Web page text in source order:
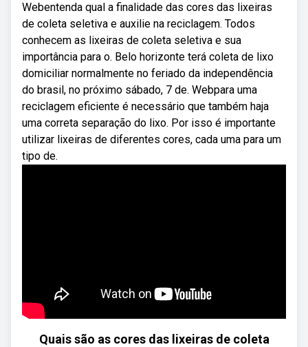
Webentenda qual a finalidade das cores das lixeiras
de coleta seletiva e auxilie na reciclagem. Todos
conhecem as lixeiras de coleta seletiva e sua
importância para o. Belo horizonte terá coleta de lixo
domiciliar normalmente no feriado da independência
do brasil, no próximo sábado, 7 de. Webpara uma
reciclagem eficiente é necessário que também haja
uma correta separação do lixo. Por isso é importante
utilizar lixeiras de diferentes cores, cada uma para um
tipo de.
Quais são as cores das lixeiras de coleta